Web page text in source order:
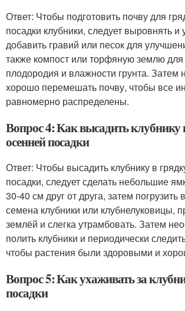
Ответ: Чтобы подготовить почву для
посадки клубники, следует выровнять и
добавить гравий или песок для
также компост или торфяную землю
плодородия и влажности грунта. Затем
хорошо перемешать почву, чтобы все
равномерно распределены.
Вопрос 4: Как высадить клубнику
осенней посадки
Ответ: Чтобы высадить клубнику в
посадки, следует сделать небольшие
30-40 см друг от друга, затем
семена клубники или клубнелуковицы,
землёй и слегка утрамбовать. Затем
полить клубники и периодически
чтобы растения были здоровыми и
Вопрос 5: Как ухаживать за
посадки